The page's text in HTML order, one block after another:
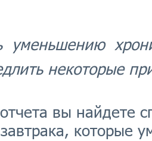
уменьшению
некоторые
отчета вы найдете
которые